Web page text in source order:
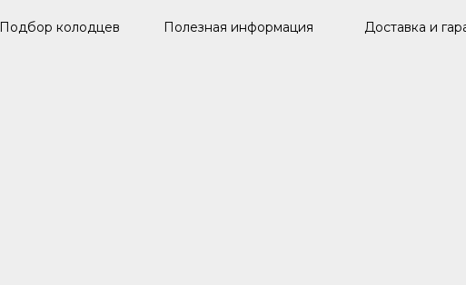
Подбор колодцев Доставка и
Полезная информация